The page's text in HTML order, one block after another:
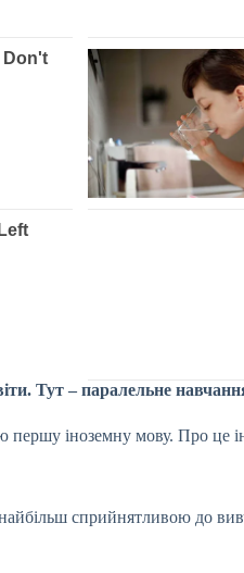
Тут – паралельне
іноземну мову. Про це
сприйнятливою до